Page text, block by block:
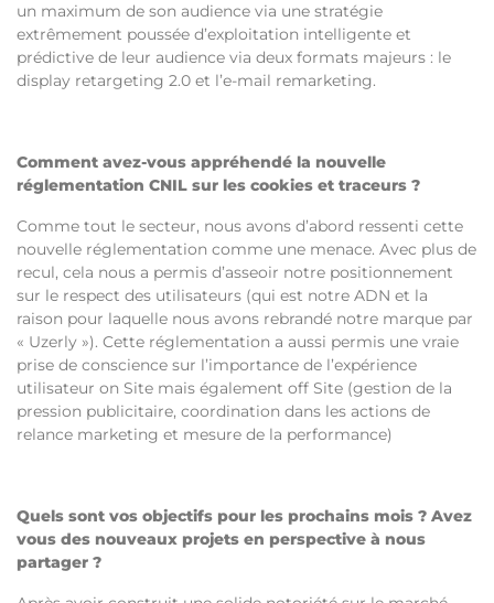
un maximum de son audience via une stratégie
extrêmement poussée d’exploitation intelligente et
prédictive de leur audience via deux formats majeurs : le
display retargeting 2.0 et l’e-mail remarketing.
Comment avez-vous appréhendé la nouvelle
réglementation CNIL sur les cookies et traceurs ?
Comme tout le secteur, nous avons d’abord ressenti cette
nouvelle réglementation comme une menace. Avec plus de
recul, cela nous a permis d’asseoir notre positionnement
sur le respect des utilisateurs (qui est notre ADN et la
raison pour laquelle nous avons rebrandé notre marque par
« Uzerly »). Cette réglementation a aussi permis une vraie
prise de conscience sur l’importance de l’expérience
utilisateur on Site mais également off Site (gestion de la
pression publicitaire, coordination dans les actions de
relance marketing et mesure de la performance)
Quels sont vos objectifs pour les prochains mois ? Avez
vous des nouveaux projets en perspective à nous
partager ?